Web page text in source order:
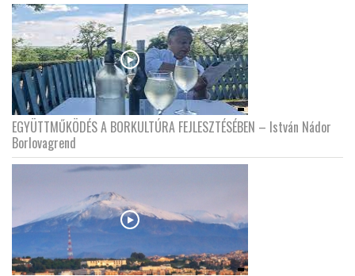
EGYÜTTMŰKÖDÉS A BORKULTÚRA FEJLESZTÉSÉBEN – István Nádor
Borlovagrend